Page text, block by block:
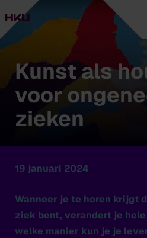
Kunst als
voor
zieken
19 januari 2024
Wanneer je te horen krijgt
ziek bent, verandert je
welke manier kun je je